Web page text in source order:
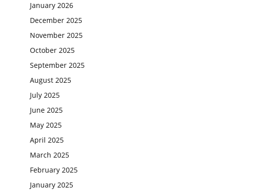
January 2026
December 2025
November 2025
October 2025
September 2025
August 2025
July 2025
June 2025
May 2025
April 2025
March 2025
February 2025
January 2025